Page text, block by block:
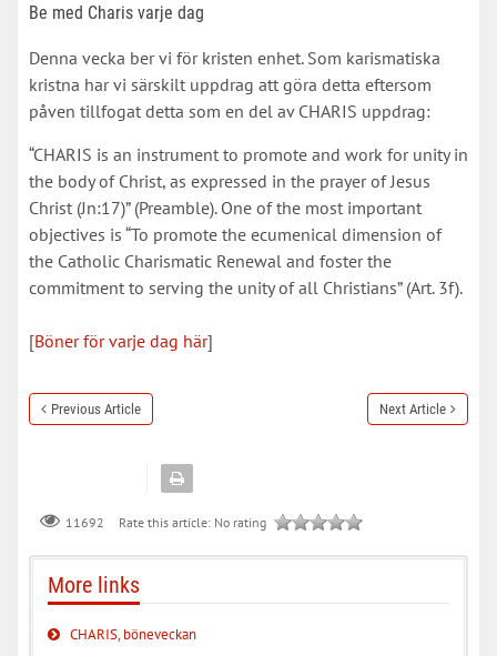
Be med Charis varje dag
Denna vecka ber vi för kristen enhet. Som karismatiska
kristna har vi särskilt uppdrag att göra detta eftersom
påven tillfogat detta som en del av CHARIS uppdrag:
“CHARIS is an instrument to promote and work for unity in
the body of Christ, as expressed in the prayer of Jesus
Christ (Jn:17)” (Preamble). One of the most important
objectives is “To promote the ecumenical dimension of
the Catholic Charismatic Renewal and foster the
commitment to serving the unity of all Christians” (Art. 3f).
[Böner för varje dag här]
Previous Article Next Article
11692 Rate this article: No rating
More links
CHARIS, böneveckan